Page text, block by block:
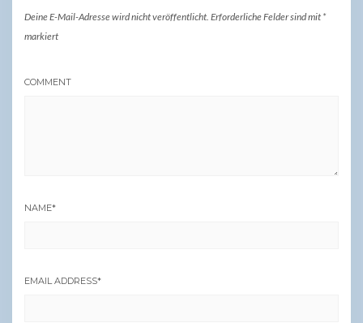
Deine E-Mail-Adresse wird nicht veröffentlicht. Erforderliche Felder sind mit *
markiert
COMMENT
NAME*
EMAIL ADDRESS*